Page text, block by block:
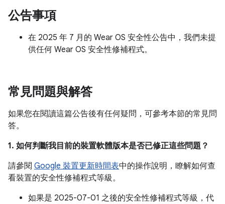
公告事項
在 2025 年 7 月的 Wear OS 安全性公告中，我們未提
供任何 Wear OS 安全性修補程式。
常見問題與解答
如果您在閱讀這篇公告後有任何疑問，可參考本節的常見問
答。
1. 如何判斷我目前的裝置軟體版本是否已修正這些問題？
請參閱 Google 裝置更新時間表中的操作說明，瞭解如何查
看裝置的安全性修補程式等級。
如果是 2025-07-01 之後的安全性修補程式等級，代